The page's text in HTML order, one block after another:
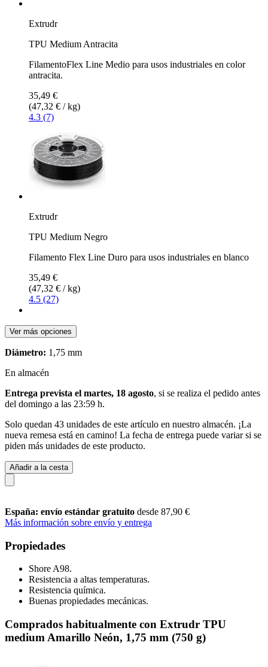
Extrudr
TPU Medium Antracita
FilamentoFlex Line Medio para usos industriales en color
antracita.
35,49 €
(47,32 € / kg)
4.3 (7)
Extrudr
TPU Medium Negro
Filamento Flex Line Duro para usos industriales en blanco
35,49 €
(47,32 € / kg)
4.5 (27)
Ver más opciones
Diámetro: 1,75 mm
En almacén
Entrega prevista el martes, 18 agosto, si se realiza el pedido antes
del domingo a las 23:59 h.
Solo quedan 43 unidades de este artículo en nuestro almacén. ¡La
nueva remesa está en camino! La fecha de entrega puede variar si se
piden más unidades de este producto.
Añadir a la cesta
España: envío estándar gratuito desde 87,90 €
Más información sobre envío y entrega
Propiedades
Shore A98.
Resistencia a altas temperaturas.
Resistencia química.
Buenas propiedades mecánicas.
Comprados habitualmente con Extrudr TPU
medium Amarillo Neón, 1,75 mm (750 g)